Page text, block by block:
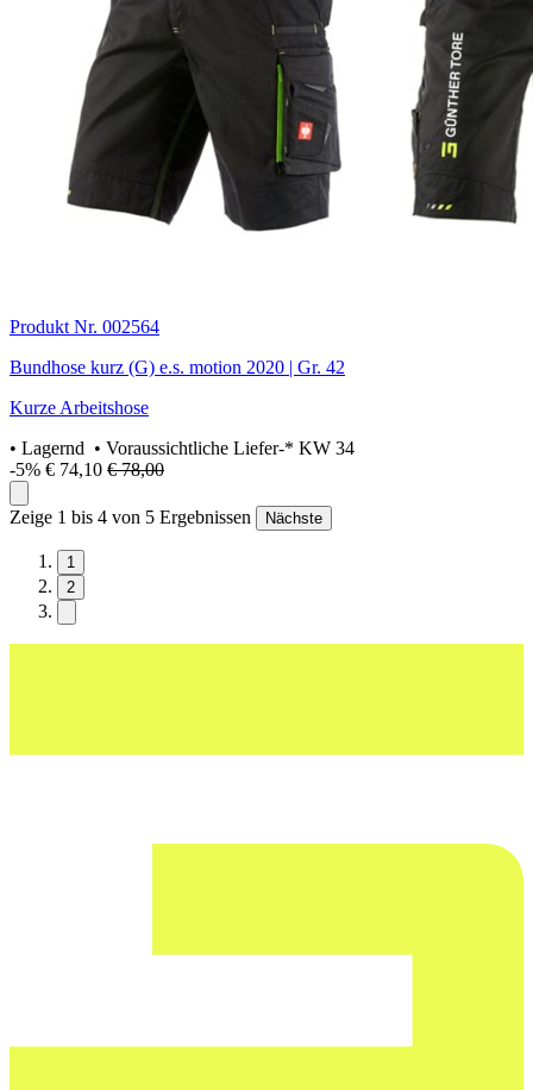
Produkt Nr. 002564
Bundhose kurz (G) e.s. motion 2020 | Gr. 42
Kurze Arbeitshose
• Lagernd • Voraussichtliche Liefer-* KW 34
-5% € 74,10 € 78,00
Zeige 1 bis 4 von 5 Ergebnissen Nächste
1
2